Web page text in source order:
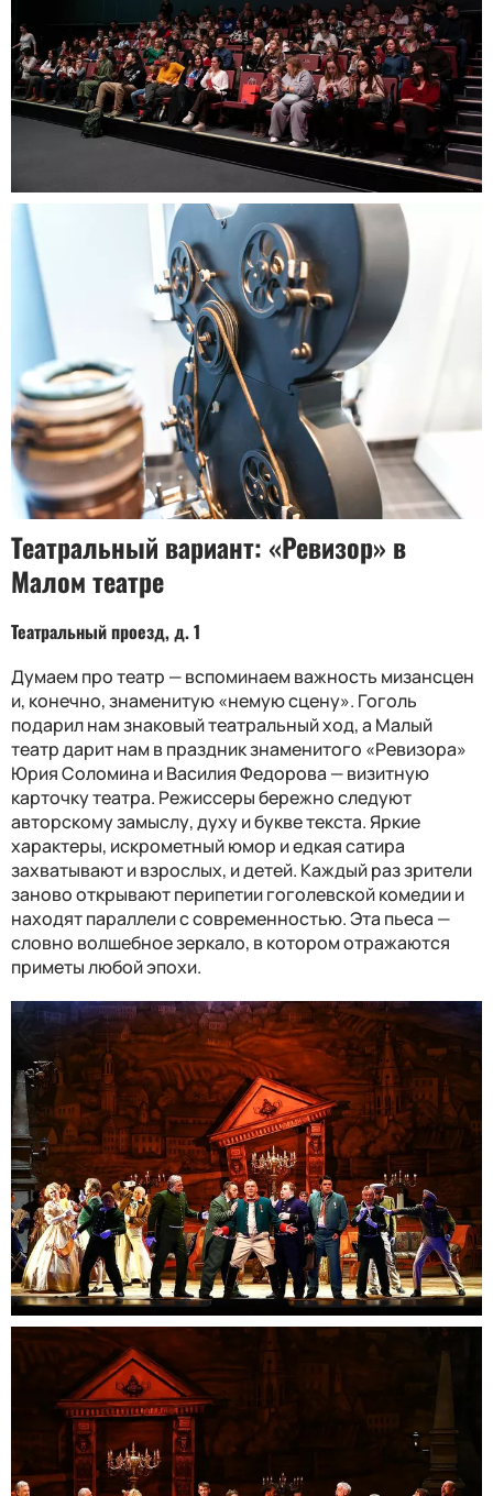
Театральный вариант: «Ревизор» в
Малом театре
Театральный проезд, д. 1
Думаем про театр — вспоминаем важность мизансцен
и, конечно, знаменитую «немую сцену». Гоголь
подарил нам знаковый театральный ход, а Малый
театр дарит нам в праздник знаменитого «Ревизора»
Юрия Соломина и Василия Федорова — визитную
карточку театра. Режиссеры бережно следуют
авторскому замыслу, духу и букве текста. Яркие
характеры, искрометный юмор и едкая сатира
захватывают и взрослых, и детей. Каждый раз зрители
заново открывают перипетии гоголевской комедии и
находят параллели с современностью. Эта пьеса —
словно волшебное зеркало, в котором отражаются
приметы любой эпохи.